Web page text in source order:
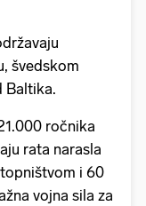
švedskom
Baltika.
ročnika
rata narasla
i 60
vojna sila za